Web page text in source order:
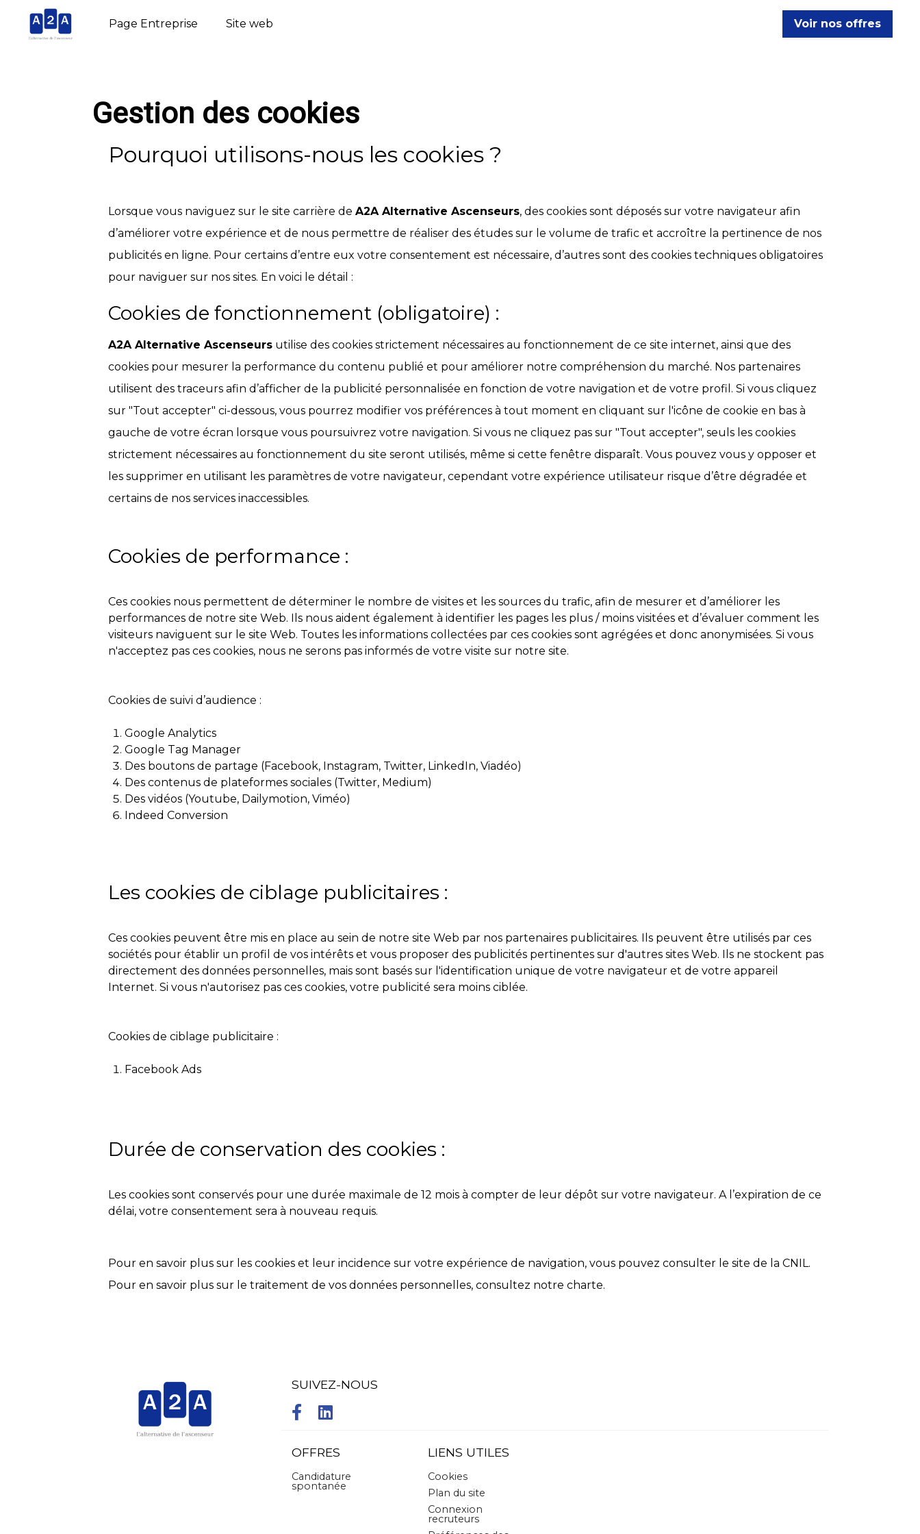
Page Entreprise Site web Voir nos offres
Gestion des cookies
Pourquoi utilisons-nous les cookies ?
Lorsque vous naviguez sur le site carrière deA2A Alternative Ascenseurs, des cookies sont déposés sur votre navigateur afin
d’améliorer votre expérience et de nous permettre de réaliser des études sur le volume de trafic et accroître la pertinence de nos
publicités en ligne. Pour certains d’entre eux votre consentement est nécessaire, d’autres sont des cookies techniques obligatoires
pour naviguer sur nos sites. En voici le détail :
Cookies de fonctionnement (obligatoire) :
A2A Alternative Ascenseurs utilise des cookies strictement nécessaires au fonctionnement de ce site internet, ainsi que des
cookies pour mesurer la performance du contenu publié et pour améliorer notre compréhension du marché. Nos partenaires
utilisent des traceurs afin d’afficher de la publicité personnalisée en fonction de votre navigation et de votre profil. Si vous cliquez
sur "Tout accepter" ci-dessous, vous pourrez modifier vos préférences à tout moment en cliquant sur l'icône de cookie en bas à
gauche de votre écran lorsque vous poursuivrez votre navigation. Si vous ne cliquez pas sur "Tout accepter", seuls les cookies
strictement nécessaires au fonctionnement du site seront utilisés, même si cette fenêtre disparaît. Vous pouvez vous y opposer et
les supprimer en utilisant les paramètres de votre navigateur, cependant votre expérience utilisateur risque d’être dégradée et
certains de nos services inaccessibles.
Cookies de performance :
Ces cookies nous permettent de déterminer le nombre de visites et les sources du trafic, afin de mesurer et d’améliorer les
performances de notre site Web. Ils nous aident également à identifier les pages les plus / moins visitées et d’évaluer comment les
visiteurs naviguent sur le site Web. Toutes les informations collectées par ces cookies sont agrégées et donc anonymisées. Si vous
n'acceptez pas ces cookies, nous ne serons pas informés de votre visite sur notre site.
Cookies de suivi d’audience :
Google Analytics
Google Tag Manager
Des boutons de partage (Facebook, Instagram, Twitter, LinkedIn, Viadéo)
Des contenus de plateformes sociales (Twitter, Medium)
Des vidéos (Youtube, Dailymotion, Viméo)
Indeed Conversion
Les cookies de ciblage publicitaires :
Ces cookies peuvent être mis en place au sein de notre site Web par nos partenaires publicitaires. Ils peuvent être utilisés par ces
sociétés pour établir un profil de vos intérêts et vous proposer des publicités pertinentes sur d'autres sites Web. Ils ne stockent pas
directement des données personnelles, mais sont basés sur l'identification unique de votre navigateur et de votre appareil
Internet. Si vous n'autorisez pas ces cookies, votre publicité sera moins ciblée.
Cookies de ciblage publicitaire :
Facebook Ads
Durée de conservation des cookies :
Les cookies sont conservés pour une durée maximale de 12 mois à compter de leur dépôt sur votre navigateur. A l’expiration de ce
délai, votre consentement sera à nouveau requis.
Pour en savoir plus sur les cookies et leur incidence sur votre expérience de navigation, vous pouvez consulter le site de la CNIL.
Pour en savoir plus sur le traitement de vos données personnelles, consultez notre charte.
SUIVEZ-NOUS
OFFRES
Candidature
spontanée
LIENS UTILES
Cookies
Plan du site
Connexion
recruteurs